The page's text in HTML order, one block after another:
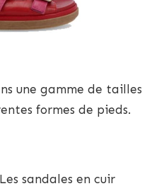
une gamme de tailles
formes de pieds.
Les sandales en cuir